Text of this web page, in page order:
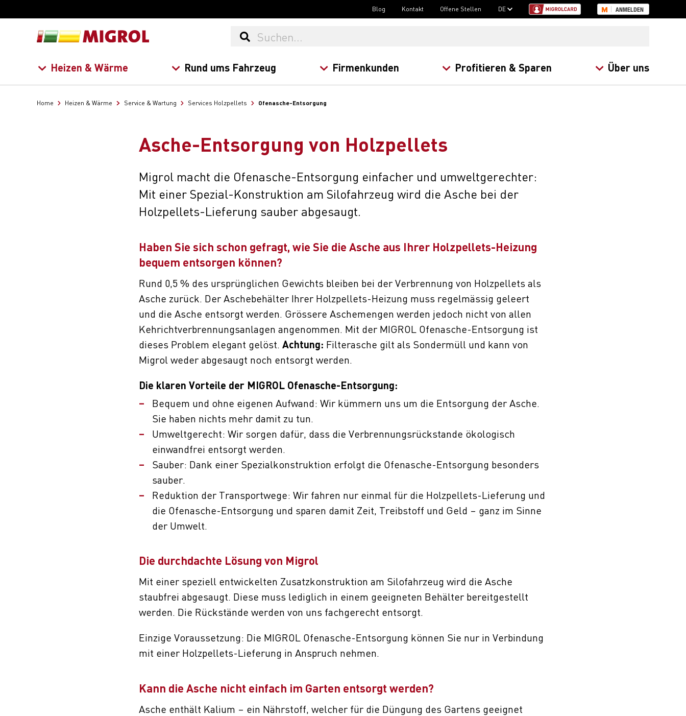
Blog Kontakt Offene Stellen DE ANMELDEN
Heizen & Wärme Rund ums Fahrzeug Firmenkunden Profitieren & Sparen Über uns
Home Heizen & Wärme Service & Wartung Services Holzpellets Ofenasche-Entsorgung
Asche-Entsorgung von Holzpellets
Migrol macht die Ofenasche-Entsorgung einfacher und umweltgerechter:
Mit einer Spezial-Konstruktion am Silofahrzeug wird die Asche bei der
Holzpellets-Lieferung sauber abgesaugt.
Haben Sie sich schon gefragt, wie Sie die Asche aus Ihrer Holzpellets-Heizung
bequem entsorgen können?
Rund 0,5 % des ursprünglichen Gewichts bleiben bei der Verbrennung von Holzpellets als
Asche zurück. Der Aschebehälter Ihrer Holzpellets-Heizung muss regelmässig geleert
und die Asche entsorgt werden. Grössere Aschemengen werden jedoch nicht von allen
Kehrichtverbrennungsanlagen angenommen. Mit der MIGROL Ofenasche-Entsorgung ist
dieses Problem elegant gelöst. Achtung: Filterasche gilt als Sondermüll und kann von
Migrol weder abgesaugt noch entsorgt werden.
Die klaren Vorteile der MIGROL Ofenasche-Entsorgung:
Bequem und ohne eigenen Aufwand: Wir kümmern uns um die Entsorgung der Asche.
Sie haben nichts mehr damit zu tun.
Umweltgerecht: Wir sorgen dafür, dass die Verbrennungsrückstande ökologisch
einwandfrei entsorgt werden.
Sauber: Dank einer Spezialkonstruktion erfolgt die Ofenasche-Entsorgung besonders
sauber.
Reduktion der Transportwege: Wir fahren nur einmal für die Holzpellets-Lieferung und
die Ofenasche-Entsorgung und sparen damit Zeit, Treibstoff und Geld – ganz im Sinne
der Umwelt.
Die durchdachte Lösung von Migrol
Mit einer speziell entwickelten Zusatzkonstruktion am Silofahrzeug wird die Asche
staubfrei abgesaugt. Diese muss lediglich in einem geeigneten Behälter bereitgestellt
werden. Die Rückstände werden von uns fachgerecht entsorgt.
Einzige Voraussetzung: Die MIGROL Ofenasche-Entsorgung können Sie nur in Verbindung
mit einer Holzpellets-Lieferung in Anspruch nehmen.
Kann die Asche nicht einfach im Garten entsorgt werden?
Asche enthält Kalium – ein Nährstoff, welcher für die Düngung des Gartens geeignet